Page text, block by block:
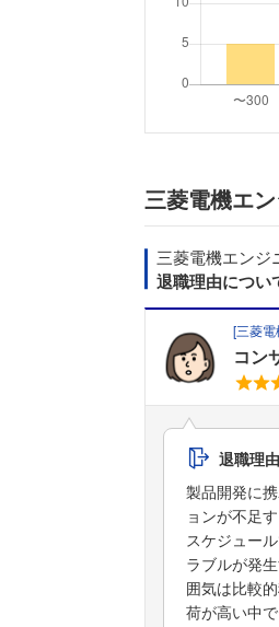
三菱電機エ
三菱電機エンジ
退職理由につい
[三菱
コン
退職理
製品開発に
ョンが不足
スケジュー
ラブルが発
囲気は比較
荷が高い中